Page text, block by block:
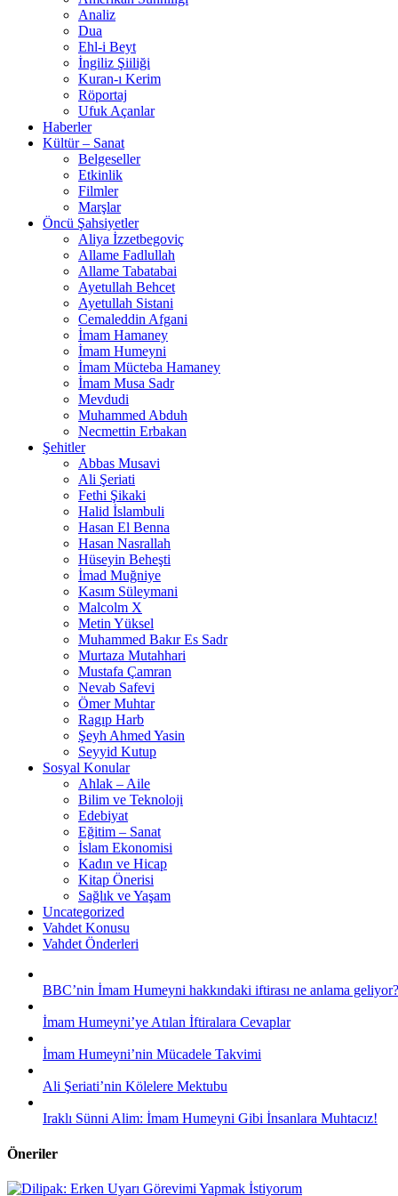
Analiz
Dua
Ehl-i Beyt
İngiliz Şiiliği
Kuran-ı Kerim
Röportaj
Ufuk Açanlar
Haberler
Kültür – Sanat
Belgeseller
Etkinlik
Filmler
Marşlar
Öncü Şahsiyetler
Aliya İzzetbegoviç
Allame Fadlullah
Allame Tabatabai
Ayetullah Behcet
Ayetullah Sistani
Cemaleddin Afgani
İmam Hamaney
İmam Humeyni
İmam Mücteba Hamaney
İmam Musa Sadr
Mevdudi
Muhammed Abduh
Necmettin Erbakan
Şehitler
Abbas Musavi
Ali Şeriati
Fethi Şikaki
Halid İslambuli
Hasan El Benna
Hasan Nasrallah
Hüseyin Beheşti
İmad Muğniye
Kasım Süleymani
Malcolm X
Metin Yüksel
Muhammed Bakır Es Sadr
Murtaza Mutahhari
Mustafa Çamran
Nevab Safevi
Ömer Muhtar
Ragıp Harb
Şeyh Ahmed Yasin
Seyyid Kutup
Sosyal Konular
Ahlak – Aile
Bilim ve Teknoloji
Edebiyat
Eğitim – Sanat
İslam Ekonomisi
Kadın ve Hicap
Kitap Önerisi
Sağlık ve Yaşam
Uncategorized
Vahdet Konusu
Vahdet Önderleri
BBC’nin İmam Humeyni hakkındaki iftirası ne anlama geliyor?
İmam Humeyni’ye Atılan İftiralara Cevaplar
İmam Humeyni’nin Mücadele Takvimi
Ali Şeriati’nin Kölelere Mektubu
Iraklı Sünni Alim: İmam Humeyni Gibi İnsanlara Muhtacız!
Öneriler